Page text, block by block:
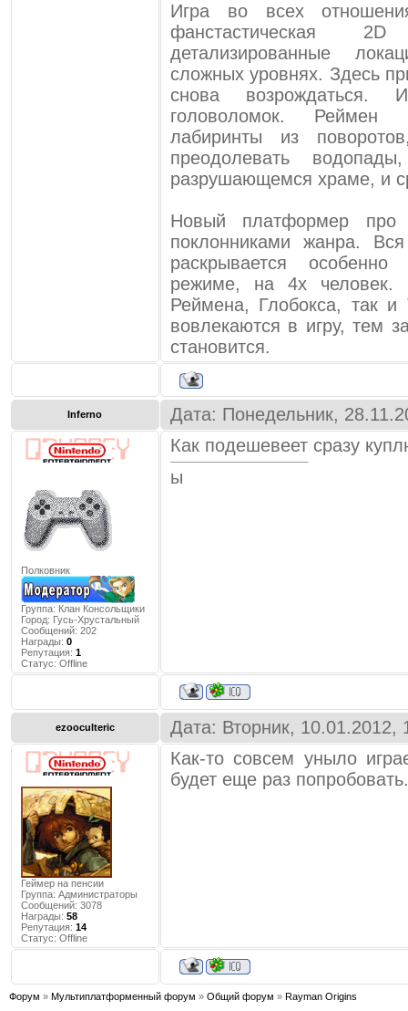
Игра во всех
фанстастическая
детализированные
сложных уровнях. Здесь
снова
головоломок. Реймен
лабиринты из
преодолевать
разрушающемся храме, и
Новый платформер
поклонниками жанра.
раскрывается особенно
режиме, на 4х человек.
Реймена, Глобокса, так
вовлекаются в игру, тем
становится.
Inferno Дата: Понедельник,
Полковник
Группа: Клан Консольщики
Город: Гусь-Хрустальный
Сообщений: 202
Награды: 0
Репутация: 1
Статус: Offline
Как подешевеет сразу
ы
ezooculteric Дата: Вторник,
Геймер на пенсии
Группа: Администраторы
Сообщений: 3078
Награды: 58
Репутация: 14
Статус: Offline
Как-то совсем уныло
будет еще раз попробовать.
Форум » Мультиплатформенный форум » Общий форум » Rayman Origins